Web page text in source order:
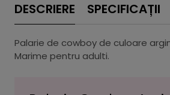
DESCRIERE SPECIFICAȚII
Palarie de cowboy de culoare
Marime pentru adulti.